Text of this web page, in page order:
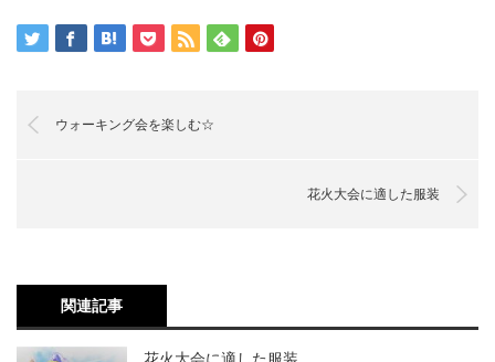
ウォーキング会を楽しむ☆
花火大会に適した服装
関連記事
花火大会に適した服装